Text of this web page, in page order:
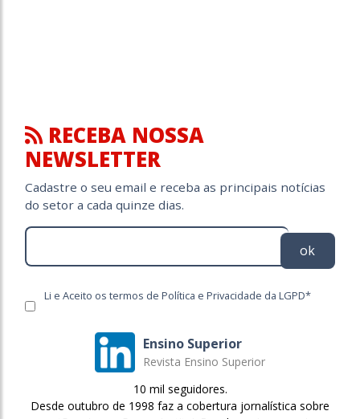
RECEBA NOSSA
NEWSLETTER
Cadastre o seu email e receba as principais notícias
do setor a cada quinze dias.
ok
Li e Aceito os termos de Política e Privacidade da LGPD*
Ensino Superior
Revista Ensino Superior
10 mil seguidores.
Desde outubro de 1998 faz a cobertura jornalística sobre